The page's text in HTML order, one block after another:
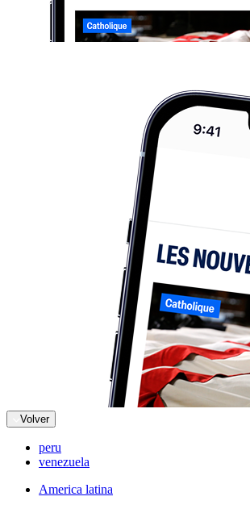
Volver
peru
venezuela
America latina